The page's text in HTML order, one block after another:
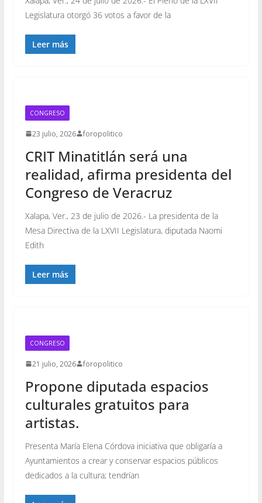
Legislatura otorgó 36 votos a favor de la
Leer más
CONGRESO
23 julio, 2026 foropolitico
CRIT Minatitlán será una
realidad, afirma presidenta del
Congreso de Veracruz
Xalapa, Ver., 23 de julio de 2026.- La presidenta de la
Mesa Directiva de la LXVII Legislatura, diputada Naomi
Edith
Leer más
CONGRESO
21 julio, 2026 foropolitico
Propone diputada espacios
culturales gratuitos para
artistas.
Presenta María Elena Córdova iniciativa que obligaría a
Ayuntamientos a crear y conservar espacios públicos
dedicados a la cultura; tendrían